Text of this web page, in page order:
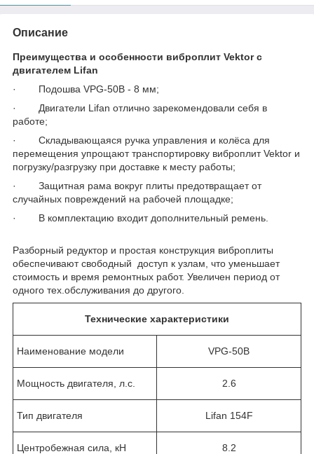
Описание
Преимущества и особенности виброплит Vektor c
двигателем Lifan
· Подошва VPG-50B - 8 мм;
· Двигатели Lifan отлично зарекомендовали себя в
работе;
· Складывающаяся ручка управления и колёса для
перемещения упрощают транспортировку виброплит Vektor и
погрузку/разгрузку при доставке к месту работы;
· Защитная рама вокруг плиты предотвращает от
случайных повреждений на рабочей площадке;
· В комплектацию входит дополнительный ремень.
Разборный редуктор и простая конструкция виброплиты
обеспечивают свободный доступ к узлам, что уменьшает
стоимость и время ремонтных работ. Увеличен период от
одного тех.обслуживания до другого.
Технические характеристики
Наименование модели VPG-50B
Мощность двигателя, л.с. 2.6
Тип двигателя Lifan 154F
Центробежная сила, кН 8.2